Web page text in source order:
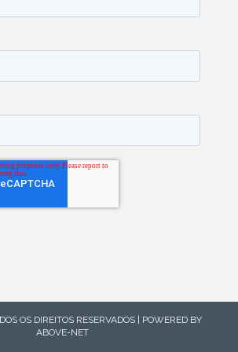
OS DIREITOS RESERVADOS | POWERED BY
ABOVE-NET